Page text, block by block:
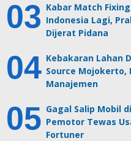
Kabar Match
Indonesia Lagi,
Dijerat Pidana
Kebakaran Lahan
Source Mojokerto,
Manajemen
Gagal Salip Mobil
Pemotor Tewas
Fortuner